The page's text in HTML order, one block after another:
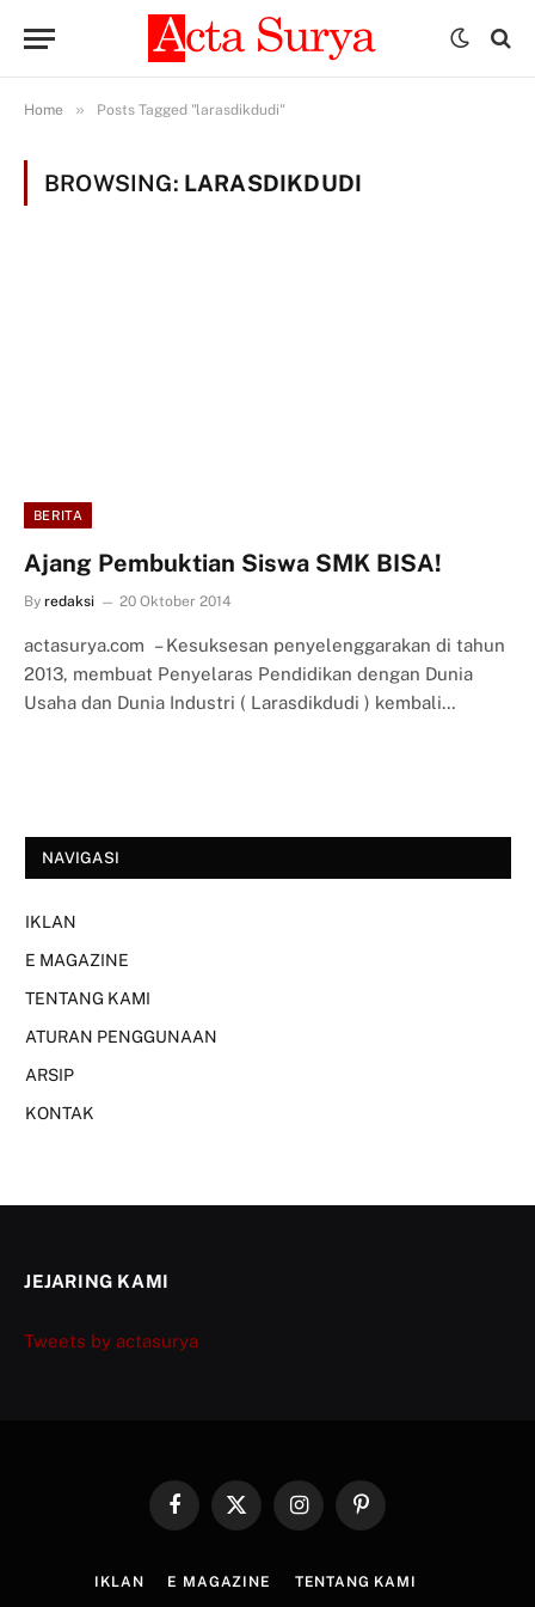
Home » Posts Tagged "larasdikdudi"
BROWSING: LARASDIKDUDI
BERITA
Ajang Pembuktian Siswa SMK BISA!
By redaksi 20 Oktober 2014
actasurya.com – Kesuksesan penyelenggarakan di tahun
2013, membuat Penyelaras Pendidikan dengan Dunia
Usaha dan Dunia Industri ( Larasdikdudi ) kembali…
NAVIGASI
IKLAN
E MAGAZINE
TENTANG KAMI
ATURAN PENGGUNAAN
ARSIP
KONTAK
JEJARING KAMI
Tweets by actasurya
FacebookX
InstagramPinterest
IKLAN E MAGAZINE TENTANG KAMI